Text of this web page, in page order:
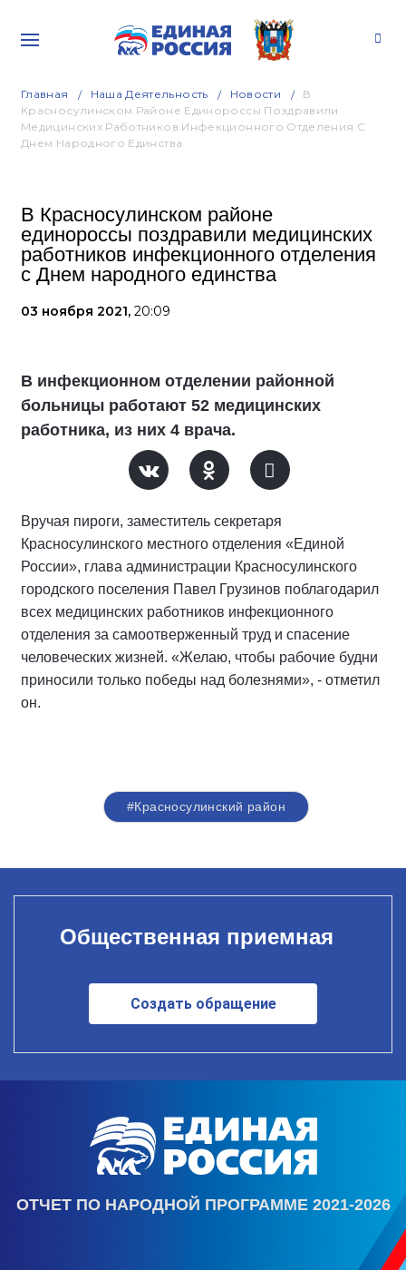
Главная Наша Деятельность Новости
В
Красносулинском Районе Единороссы Поздравили
Медицинских Работников Инфекционного Отделения С
Днем Народного Единства
В Красносулинском районе
единороссы поздравили медицинских
работников инфекционного отделения
с Днем народного единства
03 ноября 2021, 20:09
В инфекционном отделении районной
больницы работают 52 медицинских
работника, из них 4 врача.
Вручая пироги, заместитель секретаря
Красносулинского местного отделения «Единой
России», глава администрации Красносулинского
городского поселения Павел Грузинов поблагодарил
всех медицинских работников инфекционного
отделения за самоотверженный труд и спасение
человеческих жизней. «Желаю, чтобы рабочие будни
приносили только победы над болезнями», - отметил
он.
#Красносулинский район
Общественная приемная
Создать обращение
ОТЧЕТ ПО НАРОДНОЙ ПРОГРАММЕ 2021-2026